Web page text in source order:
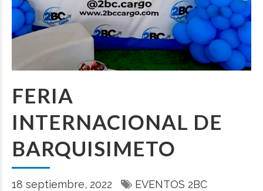
FERIA
INTERNACIONAL DE
BARQUISIMETO
18 septiembre, 2022 EVENTOS 2BC